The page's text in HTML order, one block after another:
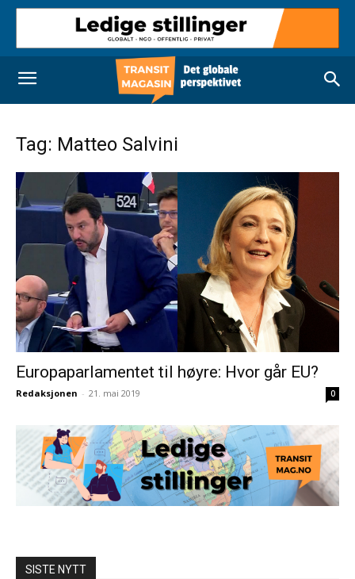
Tag: Matteo Salvini
Europaparlamentet til høyre: Hvor går EU?
Redaksjonen - 21. mai 2019 0
SISTE NYTT